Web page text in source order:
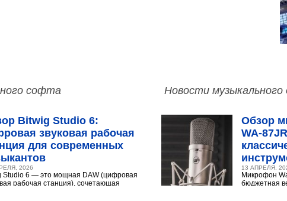
софта
Bitwig Studio 6:
звуковая рабочая
для современных
2026
Studio 6 — это мощная DAW (цифровая
рабочая станция), сочетающая
Новости музыкального
Обзор
13 АПРЕЛЯ,
Микрофон
бюджетная